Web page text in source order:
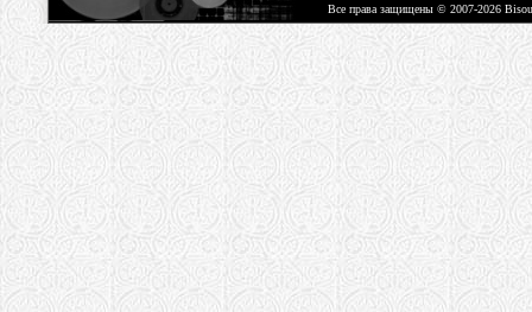
Все права защищены © 2007-2026